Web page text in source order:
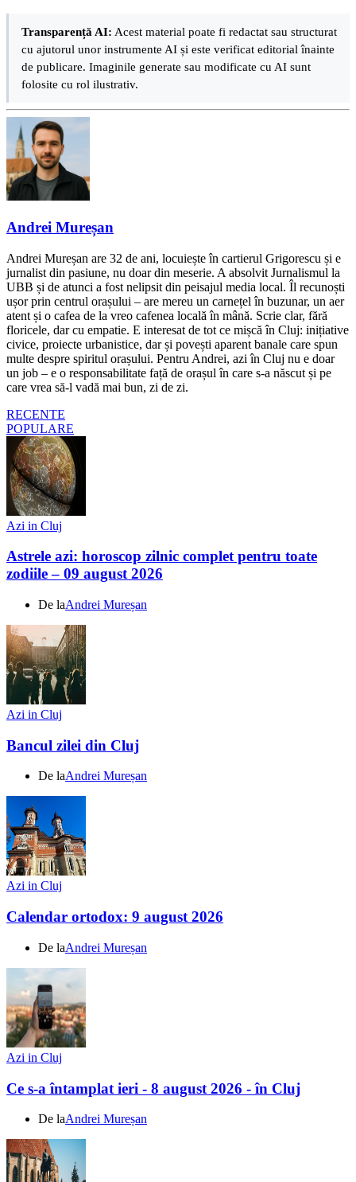
Transparență AI: Acest material poate fi redactat sau structurat
cu ajutorul unor instrumente AI și este verificat editorial înainte
de publicare. Imaginile generate sau modificate cu AI sunt
folosite cu rol ilustrativ.
Andrei Mureșan
Andrei Mureșan are 32 de ani, locuiește în cartierul Grigorescu și e
jurnalist din pasiune, nu doar din meserie. A absolvit Jurnalismul la
UBB și de atunci a fost nelipsit din peisajul media local. Îl recunoști
ușor prin centrul orașului – are mereu un carnețel în buzunar, un aer
atent și o cafea de la vreo cafenea locală în mână. Scrie clar, fără
floricele, dar cu empatie. E interesat de tot ce mișcă în Cluj: inițiative
civice, proiecte urbanistice, dar și povești aparent banale care spun
multe despre spiritul orașului. Pentru Andrei, azi în Cluj nu e doar
un job – e o responsabilitate față de orașul în care s-a născut și pe
care vrea să-l vadă mai bun, zi de zi.
RECENTE
POPULARE
Azi in Cluj
Astrele azi: horoscop zilnic complet pentru toate
zodiile – 09 august 2026
De laAndrei Mureșan
Azi in Cluj
Bancul zilei din Cluj
De laAndrei Mureșan
Azi in Cluj
Calendar ortodox: 9 august 2026
De laAndrei Mureșan
Azi in Cluj
Ce s-a întamplat ieri - 8 august 2026 - în Cluj
De laAndrei Mureșan